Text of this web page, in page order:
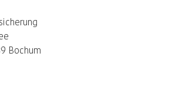
Bochum